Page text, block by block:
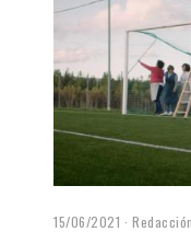
15/06/2021 Redacción